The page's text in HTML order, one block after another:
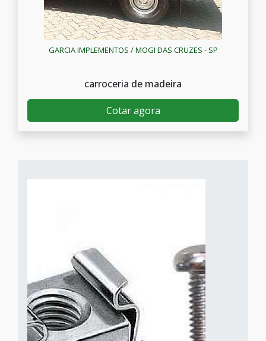
GARCIA IMPLEMENTOS / MOGI DAS CRUZES - SP
carroceria de madeira
Cotar agora